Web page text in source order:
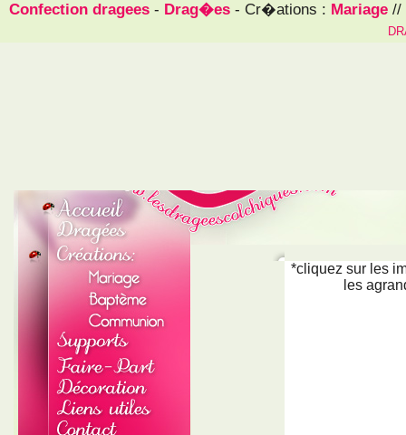
Confection dragees - Drag�es - Cr�ations : Mariage //
*cliquez sur les
les